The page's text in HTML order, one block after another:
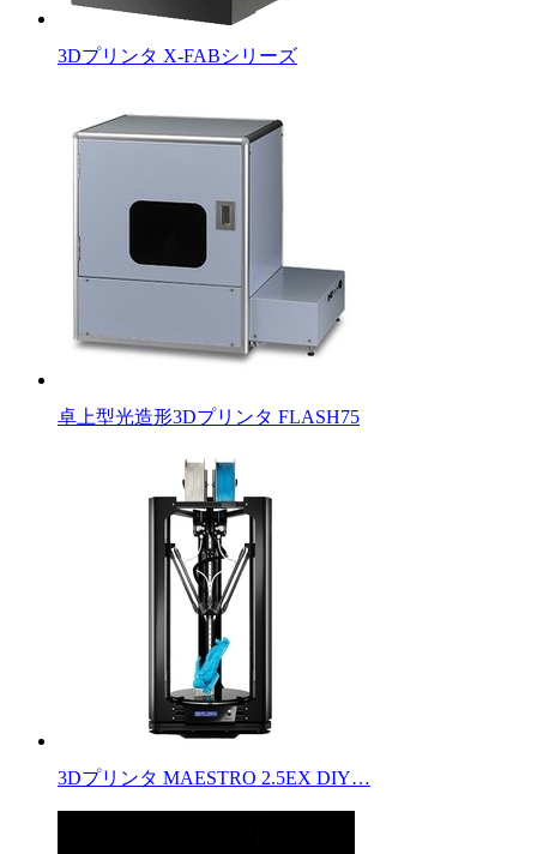
3Dプリンタ X-FABシリーズ
卓上型光造形3Dプリンタ FLASH75
3Dプリンタ MAESTRO 2.5EX DIY…